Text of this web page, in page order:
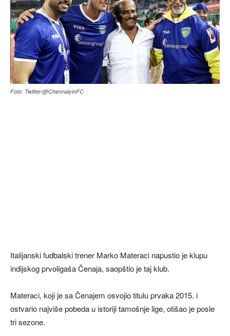
Foto: Twitter/@ChennaiyinFC
Italijanski fudbalski trener Marko Materaci napustio je klupu
indijskog prvoligaša Čenaja, saopštio je taj klub.
Materaci, koji je sa Čenajem osvojio titulu prvaka 2015. i
ostvario najviše pobeda u istoriji tamošnje lige, otišao je posle
tri sezone.